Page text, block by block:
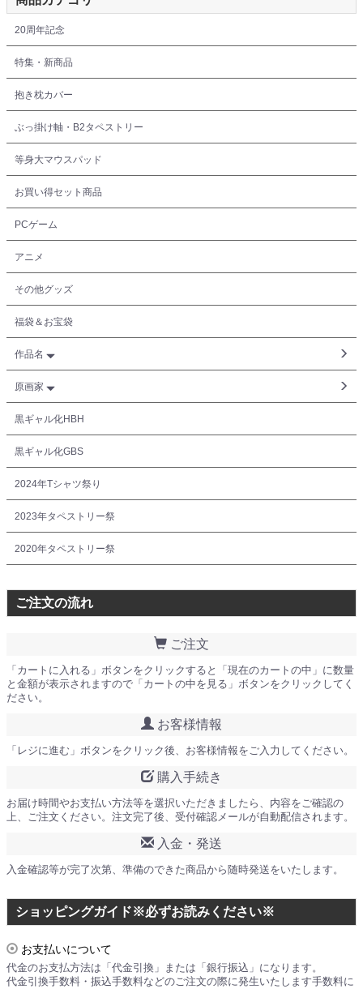
20周年記念
特集・新商品
抱き枕カバー
ぶっ掛け軸・B2タペストリー
等身大マウスパッド
お買い得セット商品
PCゲーム
アニメ
その他グッズ
福袋＆お宝袋
作品名
原画家
黒ギャル化HBH
黒ギャル化GBS
2024年Tシャツ祭り
2023年タペストリー祭
2020年タペストリー祭
ご注文の流れ
ご注文
「カートに入れる」ボタンをクリックすると「現在のカートの中」に数量
と金額が表示されますので「カートの中を見る」ボタンをクリックしてく
ださい。
お客様情報
「レジに進む」ボタンをクリック後、お客様情報をご入力してください。
購入手続き
お届け時間やお支払い方法等を選択いただきましたら、内容をご確認の
上、ご注文ください。注文完了後、受付確認メールが自動配信されます。
入金・発送
入金確認等が完了次第、準備のできた商品から随時発送をいたします。
ショッピングガイド※必ずお読みください※
お支払いについて
代金のお支払方法は「代金引換」または「銀行振込」になります。
代金引換手数料・振込手数料などのご注文の際に発生いたします手数料に